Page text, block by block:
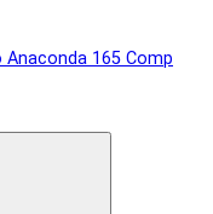
Anaconda 165 Comp